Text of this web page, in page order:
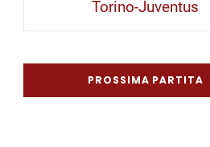
Torino-Juventus
PROSSIMA PARTITA